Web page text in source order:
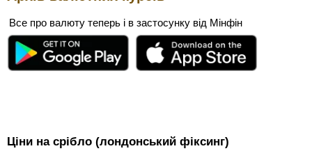
Все про валюту теперь і в застосунку від Мінфін
Ціни на срібло (лондонський фіксинг)